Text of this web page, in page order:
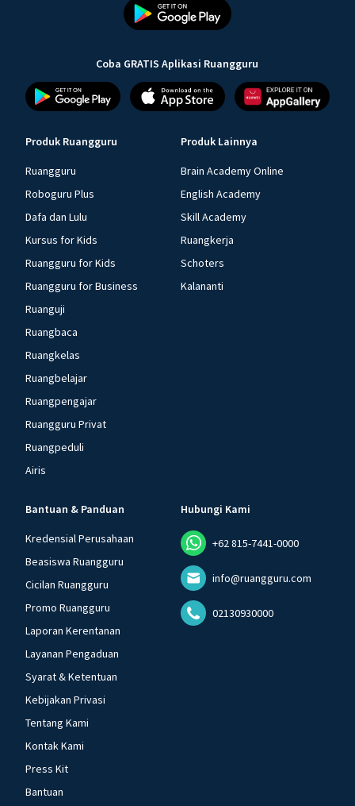
Coba GRATIS Aplikasi Ruangguru
Produk Ruangguru
Ruangguru
Roboguru Plus
Dafa dan Lulu
Kursus for Kids
Ruangguru for Kids
Ruangguru for Business
Ruanguji
Ruangbaca
Ruangkelas
Ruangbelajar
Ruangpengajar
Ruangguru Privat
Ruangpeduli
Airis
Produk Lainnya
Brain Academy Online
English Academy
Skill Academy
Ruangkerja
Schoters
Kalananti
Bantuan & Panduan
Kredensial Perusahaan
Beasiswa Ruangguru
Cicilan Ruangguru
Promo Ruangguru
Laporan Kerentanan
Layanan Pengaduan
Syarat & Ketentuan
Kebijakan Privasi
Tentang Kami
Kontak Kami
Press Kit
Bantuan
Hubungi Kami
+62 815-7441-0000
info@ruangguru.com
02130930000